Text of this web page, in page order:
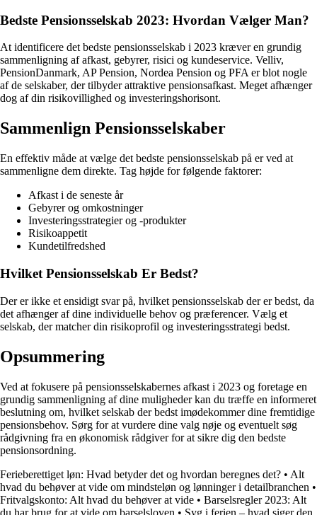
Bedste Pensionsselskab 2023: Hvordan Vælger Man?
At identificere det bedste pensionsselskab i 2023 kræver en grundig
sammenligning af afkast, gebyrer, risici og kundeservice. Velliv,
PensionDanmark, AP Pension, Nordea Pension og PFA er blot nogle
af de selskaber, der tilbyder attraktive pensionsafkast. Meget afhænger
dog af din risikovillighed og investeringshorisont.
Sammenlign Pensionsselskaber
En effektiv måde at vælge det bedste pensionsselskab på er ved at
sammenligne dem direkte. Tag højde for følgende faktorer:
Afkast i de seneste år
Gebyrer og omkostninger
Investeringsstrategier og -produkter
Risikoappetit
Kundetilfredshed
Hvilket Pensionsselskab Er Bedst?
Der er ikke et ensidigt svar på, hvilket pensionsselskab der er bedst, da
det afhænger af dine individuelle behov og præferencer. Vælg et
selskab, der matcher din risikoprofil og investeringsstrategi bedst.
Opsummering
Ved at fokusere på pensionsselskabernes afkast i 2023 og foretage en
grundig sammenligning af dine muligheder kan du træffe en informeret
beslutning om, hvilket selskab der bedst imødekommer dine fremtidige
pensionsbehov. Sørg for at vurdere dine valg nøje og eventuelt søg
rådgivning fra en økonomisk rådgiver for at sikre dig den bedste
pensionsordning.
Ferieberettiget løn: Hvad betyder det og hvordan beregnes det? • Alt
hvad du behøver at vide om mindsteløn og lønninger i detailbranchen •
Fritvalgskonto: Alt hvad du behøver at vide • Barselsregler 2023: Alt
du har brug for at vide om barselsloven • Syg i ferien – hvad siger den